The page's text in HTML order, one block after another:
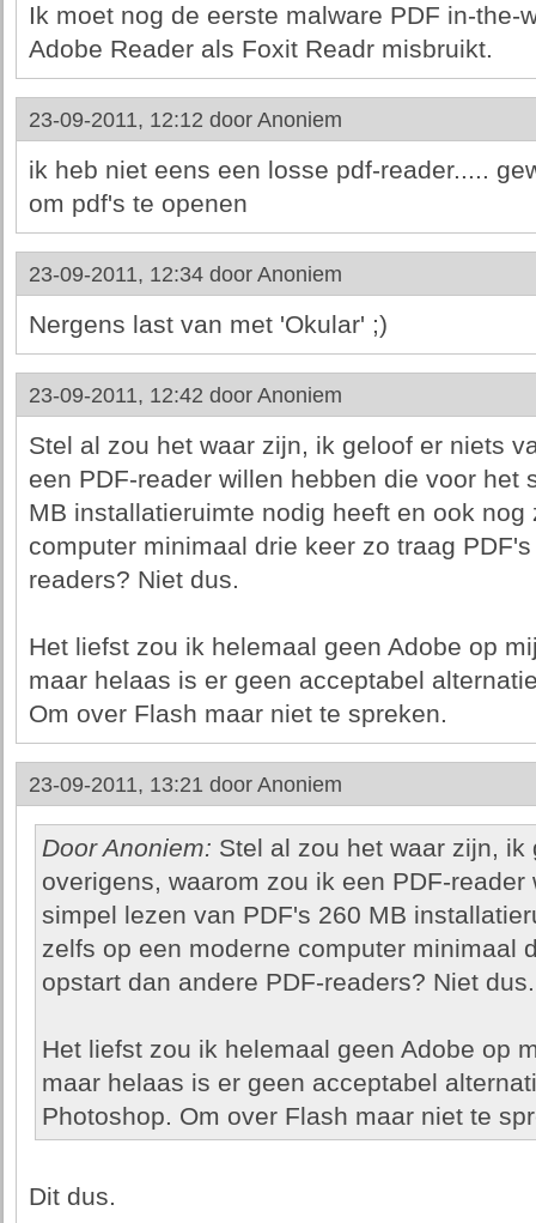
Ik moet nog de eerste malware PDF in-the-
Adobe Reader als Foxit Readr misbruikt.
23-09-2011, 12:12 door Anoniem
ik heb niet eens een losse pdf-reader.....
om pdf's te openen
23-09-2011, 12:34 door Anoniem
Nergens last van met 'Okular' ;)
23-09-2011, 12:42 door Anoniem
Stel al zou het waar zijn, ik geloof er niets
een PDF-reader willen hebben die voor het
MB installatieruimte nodig heeft en ook
computer minimaal drie keer zo traag
readers? Niet dus.
Het liefst zou ik helemaal geen Adobe op
maar helaas is er geen acceptabel
Om over Flash maar niet te spreken.
23-09-2011, 13:21 door Anoniem
Door Anoniem: Stel al zou het waar zijn, ik
overigens, waarom zou ik een PDF-
simpel lezen van PDF's 260 MB
zelfs op een moderne computer minimaal
opstart dan andere PDF-readers? Niet dus.
Het liefst zou ik helemaal geen Adobe op
maar helaas is er geen acceptabel
Photoshop. Om over Flash maar niet te
Dit dus.